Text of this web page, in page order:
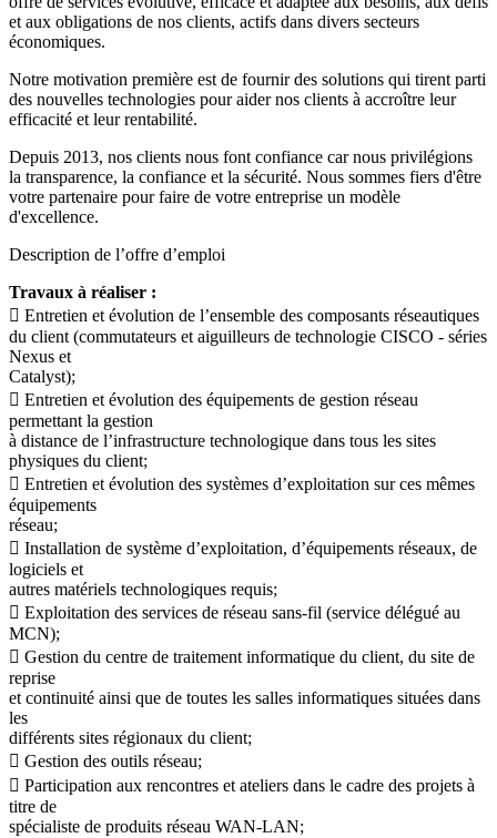
et aux obligations de nos clients, actifs dans divers secteurs
économiques.
Notre motivation première est de fournir des solutions qui tirent parti
des nouvelles technologies pour aider nos clients à accroître leur
efficacité et leur rentabilité.
Depuis 2013, nos clients nous font confiance car nous privilégions
la transparence, la confiance et la sécurité. Nous sommes fiers d'être
votre partenaire pour faire de votre entreprise un modèle
d'excellence.
Description de l’offre d’emploi
Travaux à réaliser :
 Entretien et évolution de l’ensemble des composants réseautiques
du client (commutateurs et aiguilleurs de technologie CISCO - séries
Nexus et
Catalyst);
 Entretien et évolution des équipements de gestion réseau
permettant la gestion
à distance de l’infrastructure technologique dans tous les sites
physiques du client;
 Entretien et évolution des systèmes d’exploitation sur ces mêmes
équipements
réseau;
 Installation de système d’exploitation, d’équipements réseaux, de
logiciels et
autres matériels technologiques requis;
 Exploitation des services de réseau sans-fil (service délégué au
MCN);
 Gestion du centre de traitement informatique du client, du site de
reprise
et continuité ainsi que de toutes les salles informatiques situées dans
les
différents sites régionaux du client;
 Gestion des outils réseau;
 Participation aux rencontres et ateliers dans le cadre des projets à
titre de
spécialiste de produits réseau WAN-LAN;